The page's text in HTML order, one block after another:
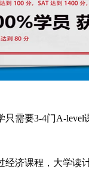
需要3-4门A-level
济课程，大学读